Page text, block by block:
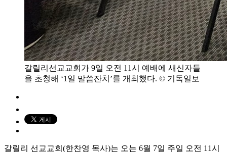
갈릴리선교교회가 9일 오전 11시 예배에 새신자들
을 초청해 ‘1일 말씀잔치’를 개최했다. © 기독일보
갈릴리 선교교회(한찬영 목사)는 오는 6월 7일 주일 오전 11시